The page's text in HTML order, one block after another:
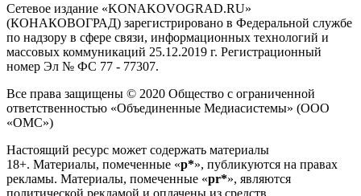
Сетевое издание «KONAKOVOGRAD.RU»
(КОНАКОВОГРАД) зарегистрировано в Федеральной службе
по надзору в сфере связи, информационных технологий и
массовых коммуникаций 25.12.2019 г. Регистрационный
номер Эл № ФС 77 - 77307.
Все права защищены © 2020 Общество с ограниченной
ответственностью «Объединенные Медиасистемы» (ООО
«ОМС»)
Настоящий ресурс может содержать материалы
18+. Материалы, помеченные «р*», публикуются на правах
рекламы. Материалы, помеченные «рr*», являются
политической рекламой и оплачены из средств